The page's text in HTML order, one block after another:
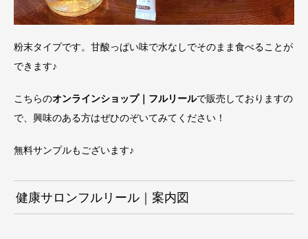
粉末タイプです。甘酸っぱい味で水なしでそのまま食べることが
できます♪
こちらのオンラインショップ｜フルリールで販売しておりますの
で、興味のある方はぜひのぞいてみてください！
無料サンプルもございます♪
健康サロンフルリール｜案内図